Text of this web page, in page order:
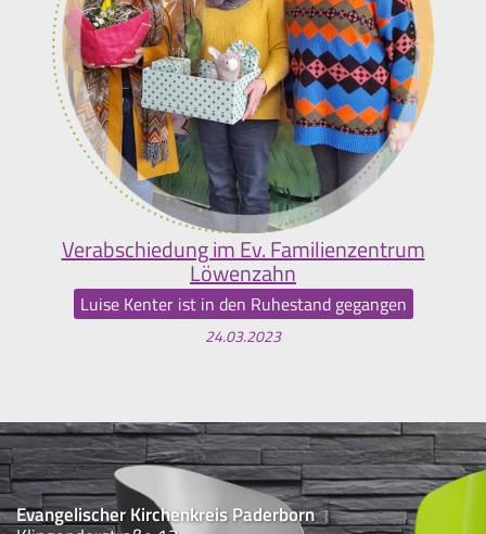
Verabschiedung im Ev. Familienzentrum
Löwenzahn
Luise Kenter ist in den Ruhestand gegangen
24.03.2023
Evangelischer Kirchenkreis Paderborn